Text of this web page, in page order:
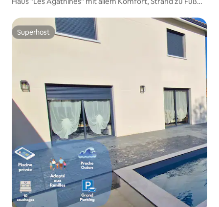
Superhost
Superhost